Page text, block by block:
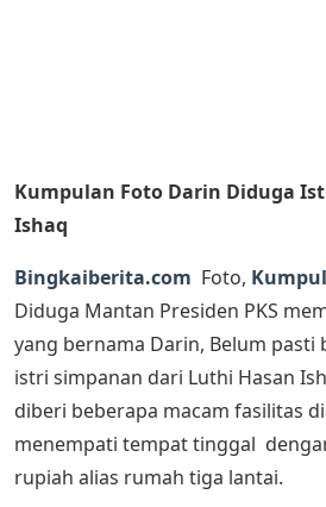
Kumpulan Foto Darin Diduga
Ishaq
Bingkaiberita.com Foto,
Diduga Mantan Presiden PKS
yang bernama Darin, Belum pasti
istri simpanan dari Luthi Hasan
diberi beberapa macam fasilitas
menempati tempat tinggal
rupiah alias rumah tiga lantai.